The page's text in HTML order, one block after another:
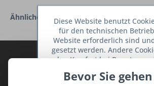
Ähnliche Artikel
Abonnieren Sie den kostenlosen
Sie keine Neuigkeit oder Aktion
Bevor Sie gehen
Diese Website benutzt
für den technischen
Website erforderlich sind
gesetzt werden. Andere
den Komfort bei Benutzung
dienen oder die Interaktion